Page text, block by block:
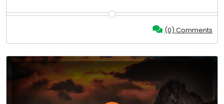
(0) Comments